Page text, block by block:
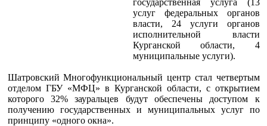
государственная услуга (13
услуг федеральных органов
власти, 24 услуги органов
исполнительной власти
Курганской области, 4
муниципальные услуги).
Шатровский Многофункциональный центр стал четвертым
отделом ГБУ «МФЦ» в Курганской области, с открытием
которого 32% зауральцев будут обеспечены доступом к
получению государственных и муниципальных услуг по
принципу «одного окна».